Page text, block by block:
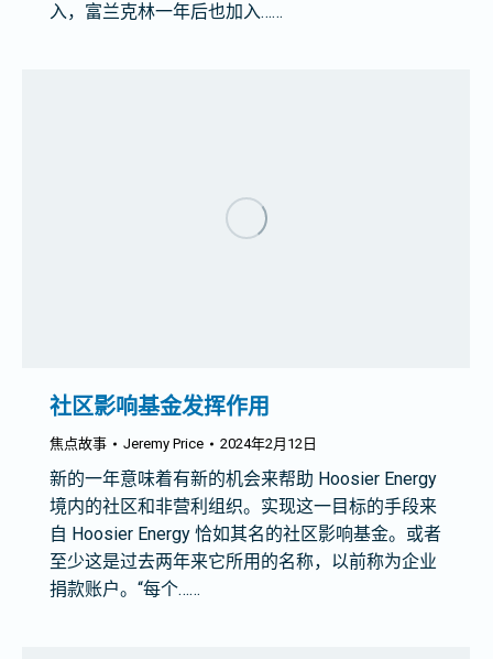
入，富兰克林一年后也加入……
社区影响基金发挥作用
焦点故事 Jeremy Price 2024年2月12日
新的一年意味着有新的机会来帮助 Hoosier Energy
境内的社区和非营利组织。实现这一目标的手段来
自 Hoosier Energy 恰如其名的社区影响基金。或者
至少这是过去两年来它所用的名称，以前称为企业
捐款账户。“每个……